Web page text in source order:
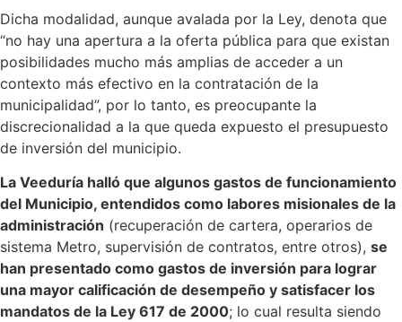
Dicha modalidad, aunque avalada por la Ley, denota que
“no hay una apertura a la oferta pública para que existan
posibilidades mucho más amplias de acceder a un
contexto más efectivo en la contratación de la
municipalidad”, por lo tanto, es preocupante la
discrecionalidad a la que queda expuesto el presupuesto
de inversión del municipio.
La Veeduría halló que algunos gastos de funcionamiento
del Municipio, entendidos como labores misionales de la
administración (recuperación de cartera, operarios de
sistema Metro, supervisión de contratos, entre otros), se
han presentado como gastos de inversión para lograr
una mayor calificación de desempeño y satisfacer los
mandatos de la Ley 617 de 2000; lo cual resulta siendo